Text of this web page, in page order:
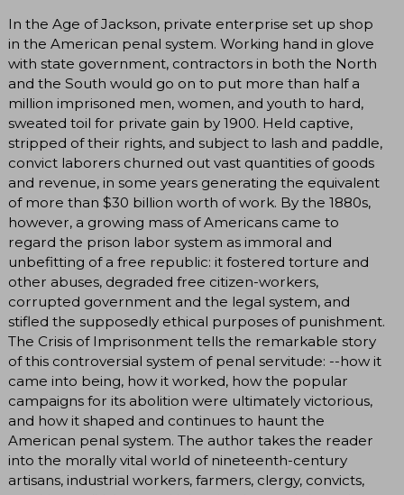
In the Age of Jackson, private enterprise set up shop
in the American penal system. Working hand in glove
with state government, contractors in both the North
and the South would go on to put more than half a
million imprisoned men, women, and youth to hard,
sweated toil for private gain by 1900. Held captive,
stripped of their rights, and subject to lash and paddle,
convict laborers churned out vast quantities of goods
and revenue, in some years generating the equivalent
of more than $30 billion worth of work. By the 1880s,
however, a growing mass of Americans came to
regard the prison labor system as immoral and
unbefitting of a free republic: it fostered torture and
other abuses, degraded free citizen-workers,
corrupted government and the legal system, and
stifled the supposedly ethical purposes of punishment.
The Crisis of Imprisonment tells the remarkable story
of this controversial system of penal servitude: --how it
came into being, how it worked, how the popular
campaigns for its abolition were ultimately victorious,
and how it shaped and continues to haunt the
American penal system. The author takes the reader
into the morally vital world of nineteenth-century
artisans, industrial workers, farmers, clergy, convicts,